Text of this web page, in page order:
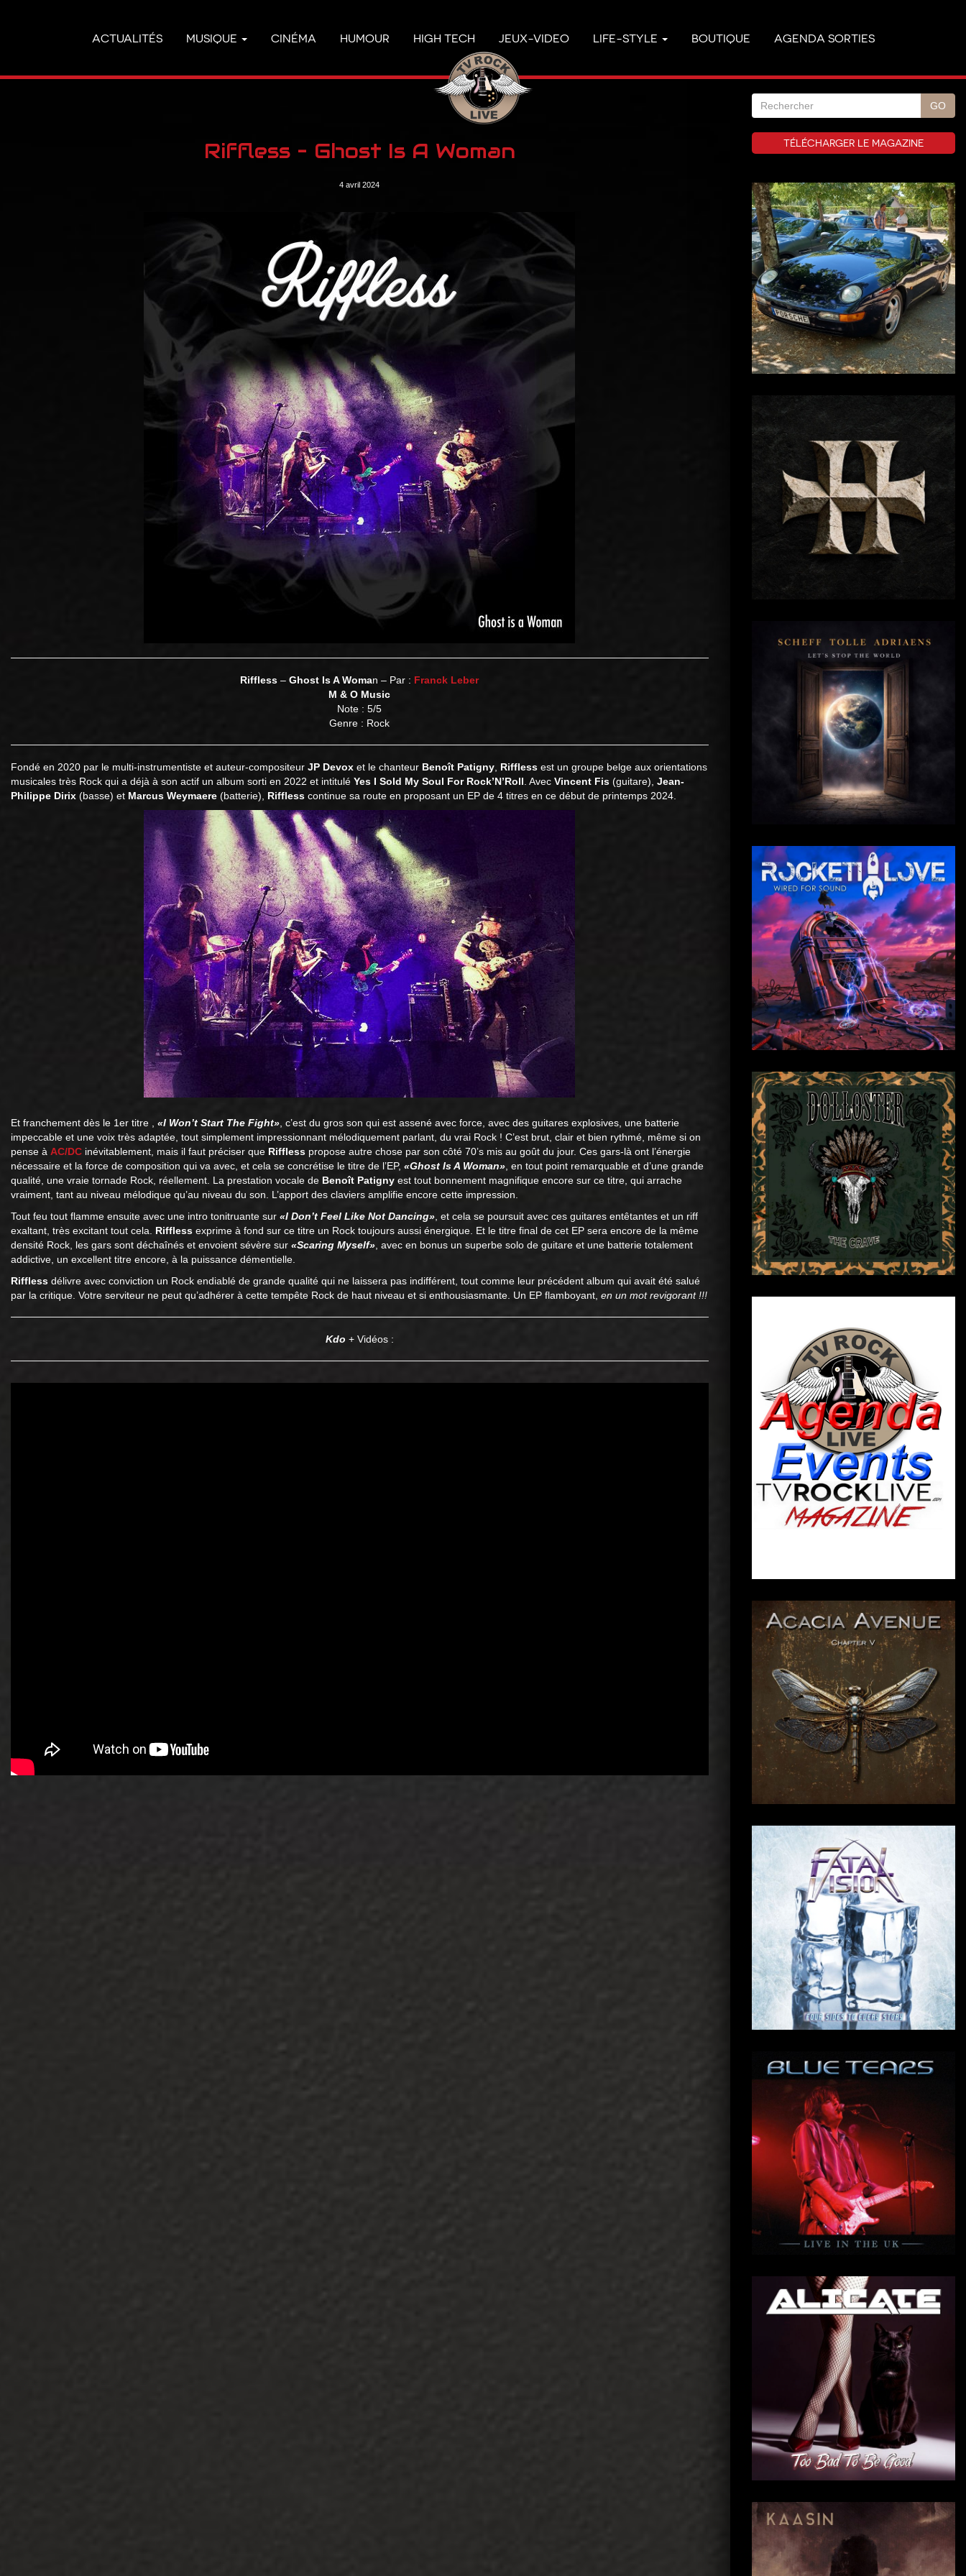
ACTUALITÉS MUSIQUE CINÉMA HUMOUR HIGH TECH JEUX-VIDEO LIFE-STYLE BOUTIQUE AGENDA SORTIES
Riffless – Ghost Is A Woman
4 avril 2024
Riffless –Ghost Is A Woman – Par : Franck Leber
M & O Music
Note : 5/5
Genre : Rock
Fondé en 2020 par le multi-instrumentiste et auteur-compositeur JP Devox et le chanteur Benoît Patigny Riffless est un groupe belge aux orientations
musicales très Rock qui a déjà à son actif un album sorti en 2022 et intitulé Yes I Sold My Soul For Rock’N’Roll . Avec Vincent Fis (guitare), Jean-
Philippe Dirix (basse) et Marcus Weymaere (batterie), Riffless continue sa route en proposant un EP de 4 titres en ce début de printemps 2024.
Et franchement dès le 1er titre , «I Won’t Start The Fight» , c’est du gros son qui est assené avec force, avec des guitares explosives, une batterie
impeccable et une voix très adaptée, tout simplement impressionnant mélodiquement parlant, du vrai Rock ! C’est brut, clair et bien rythmé, même si on
pense à AC/DC inévitablement, mais il faut préciser que Riffless propose autre chose par son côté 70’s mis au goût du jour. Ces gars-là ont l’énergie
nécessaire et la force de composition qui va avec, et cela se concrétise le titre de l’EP, «Ghost Is A Woman» , en tout point remarquable et d’une grande
qualité, une vraie tornade Rock, réellement. La prestation vocale de Benoît Patigny est tout bonnement magnifique encore sur ce titre, qui arrache
vraiment, tant au niveau mélodique qu’au niveau du son. L’apport des claviers amplifie encore cette impression.
Tout feu tout flamme ensuite avec une intro tonitruante sur «I Don’t Feel Like Not Dancing» , et cela se poursuit avec ces guitares entêtantes et un riff
exaltant, très excitant tout cela. Riffless exprime à fond sur ce titre un Rock toujours aussi énergique. Et le titre final de cet EP sera encore de la même
densité Rock, les gars sont déchaînés et envoient sévère sur «Scaring Myself» , avec en bonus un superbe solo de guitare et une batterie totalement
addictive, un excellent titre encore, à la puissance démentielle.
Riffless délivre avec conviction un Rock endiablé de grande qualité qui ne laissera pas indifférent, tout comme leur précédent album qui avait été salué
par la critique. Votre serviteur ne peut qu’adhérer à cette tempête Rock de haut niveau et si enthousiasmante. Un EP flamboyant, en un mot revigorant !!!
Kdo + Vidéos :
TÉLÉCHARGER LE MAGAZINE